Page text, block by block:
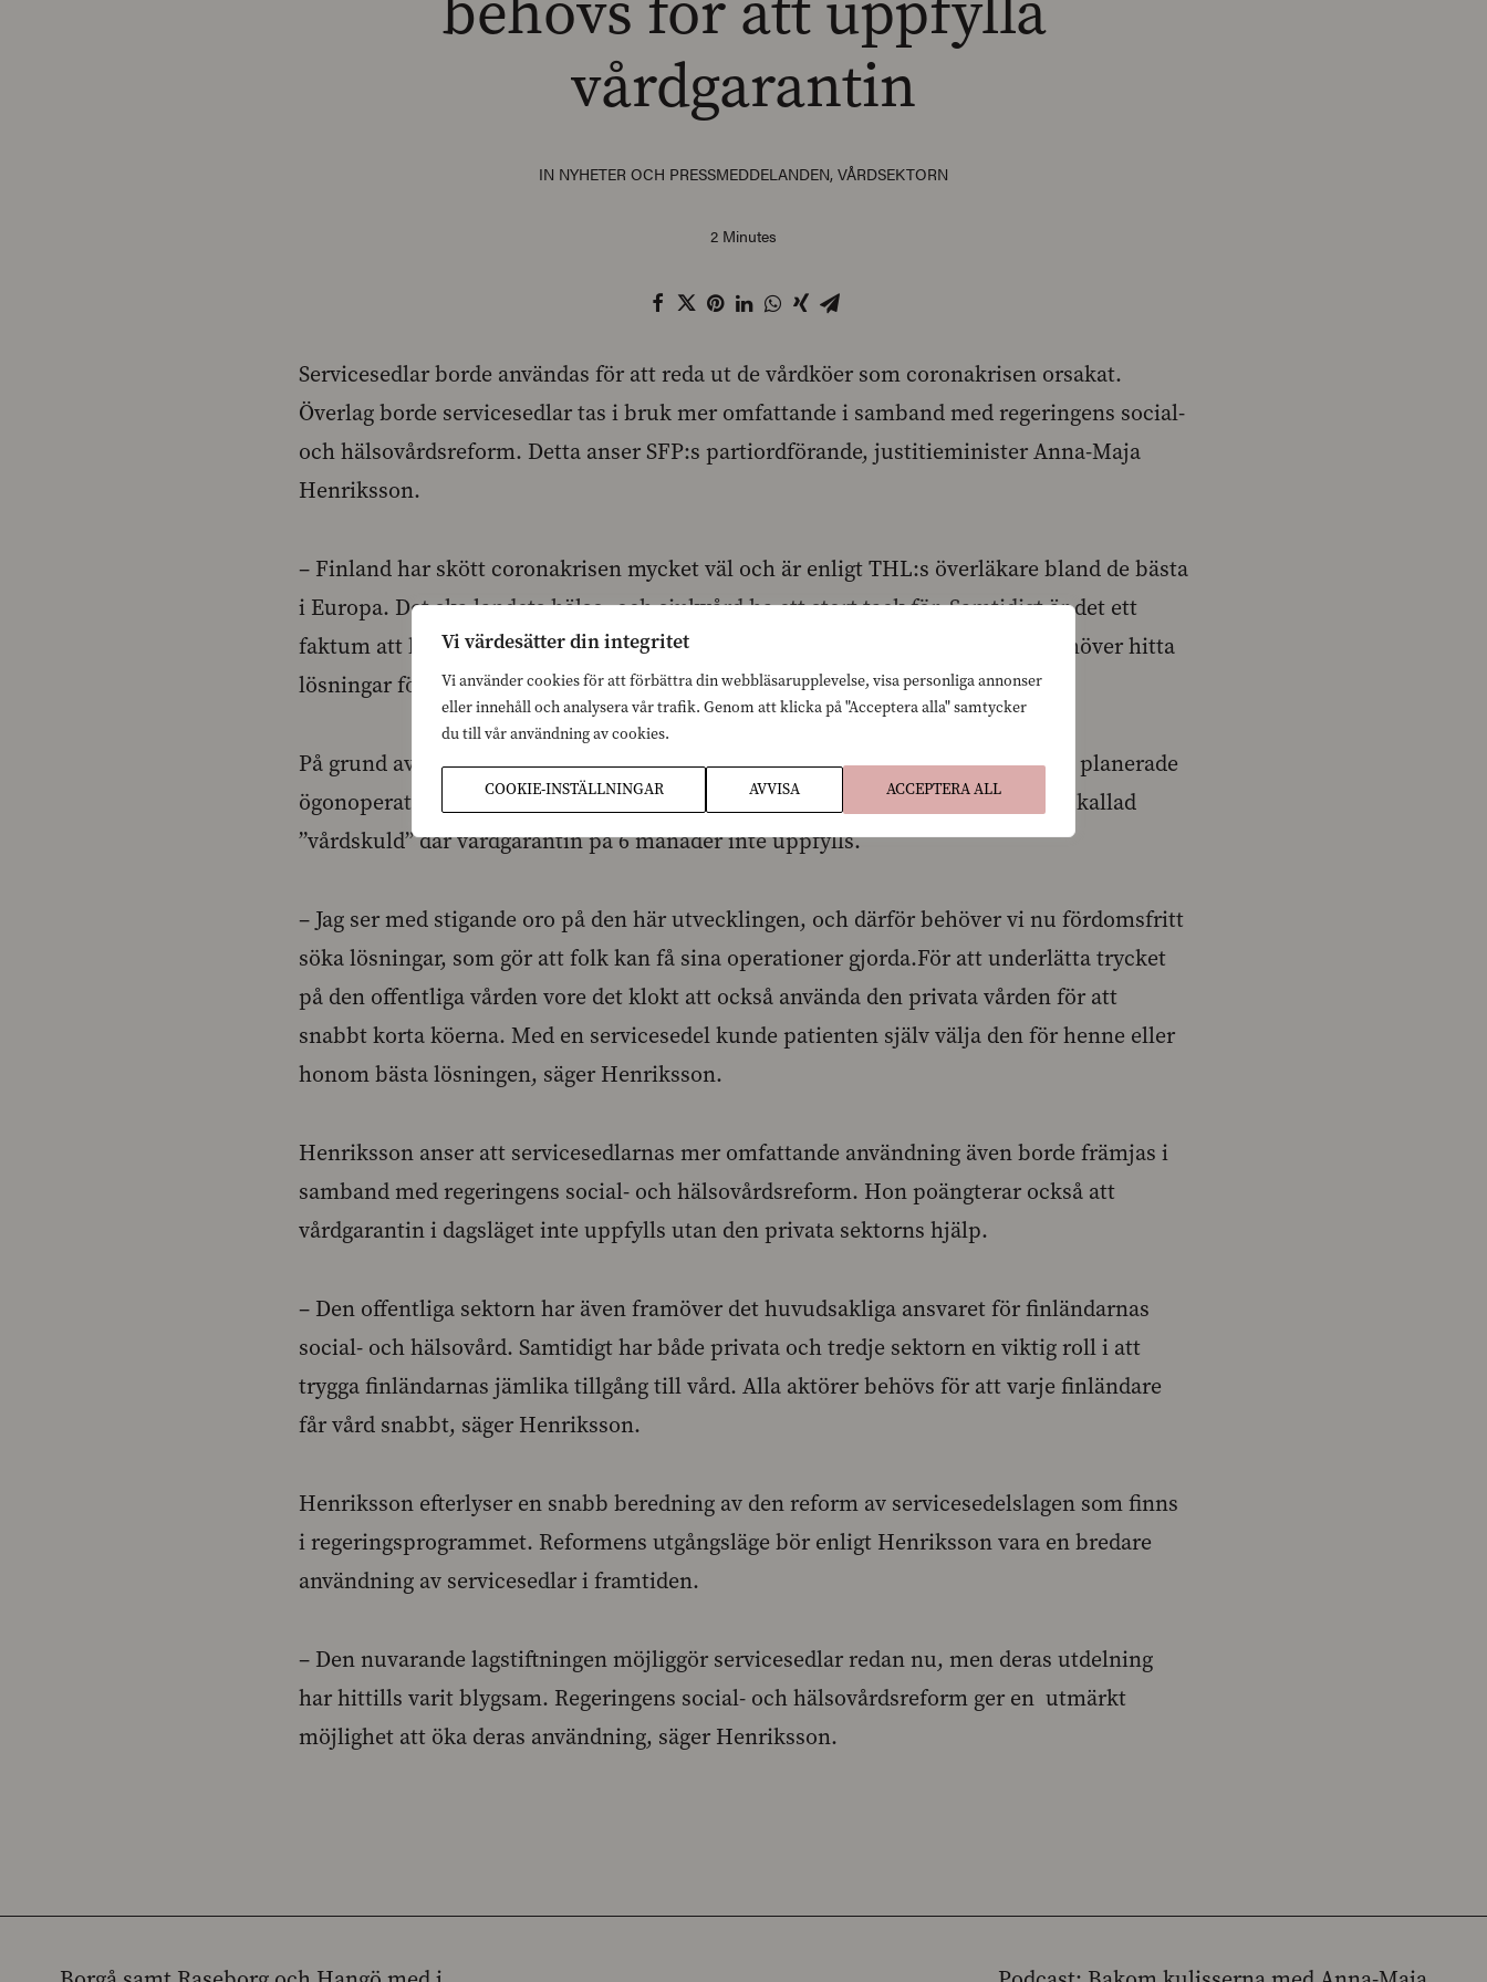
Vi värdesätter din integritet
Vi använder cookies för att förbättra din webbläsarupplevelse, visa personliga annonser
eller innehåll och analysera vår trafik. Genom att klicka på "Acceptera alla" samtycker
du till vår användning av cookies.
COOKIE-INSTÄLLNINGAR AVVISA ACCEPTERA ALL
vårdgarantin
IN NYHETER OCH PRESSMEDDELANDEN, VÅRDSEKTORN
2 Minutes
Servicesedlar borde användas för att reda ut de vårdköer som coronakrisen orsakat.
Överlag borde servicesedlar tas i bruk mer omfattande i samband med regeringens social-
och hälsovårdsreform. Detta anser SFP:s partiordförande, justitieminister Anna-Maja
Henriksson.
– Finland har skött coronakrisen mycket väl och är enligt THL:s överläkare bland de bästa
i Europa. Det ska landets hälso- och sjukvård ha ett stort tack för. Samtidigt är det ett
faktum att köerna för den icke-brådskande vården vuxit sig stora och att vi behöver hitta
lösningar för att förkorta dem, säger Henriksson.
På grund av Corona har många människor nu fått leva med att exempelvis den planerade
ögonoperationen eller höftledsoperationen skjutits fram. Det har bildats en så kallad
”vårdskuld” där vårdgarantin på 6 månader inte uppfylls.
– Jag ser med stigande oro på den här utvecklingen, och därför behöver vi nu fördomsfritt
söka lösningar, som gör att folk kan få sina operationer gjorda.För att underlätta trycket
på den offentliga vården vore det klokt att också använda den privata vården för att
snabbt korta köerna. Med en servicesedel kunde patienten själv välja den för henne eller
honom bästa lösningen, säger Henriksson.
Henriksson anser att servicesedlarnas mer omfattande användning även borde främjas i
samband med regeringens social- och hälsovårdsreform. Hon poängterar också att
vårdgarantin i dagsläget inte uppfylls utan den privata sektorns hjälp.
– Den offentliga sektorn har även framöver det huvudsakliga ansvaret för finländarnas
social- och hälsovård. Samtidigt har både privata och tredje sektorn en viktig roll i att
trygga finländarnas jämlika tillgång till vård. Alla aktörer behövs för att varje finländare
får vård snabbt, säger Henriksson.
Henriksson efterlyser en snabb beredning av den reform av servicesedelslagen som finns
i regeringsprogrammet. Reformens utgångsläge bör enligt Henriksson vara en bredare
användning av servicesedlar i framtiden.
– Den nuvarande lagstiftningen möjliggör servicesedlar redan nu, men deras utdelning
har hittills varit blygsam. Regeringens social- och hälsovårdsreform ger en utmärkt
möjlighet att öka deras användning, säger Henriksson.